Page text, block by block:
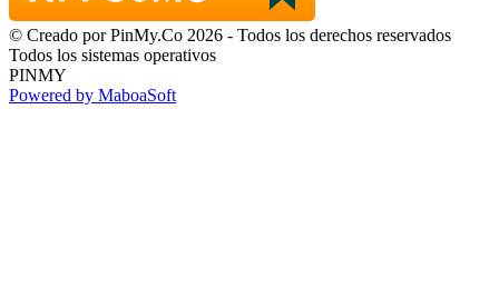
© Creado por PinMy.Co 2026 - Todos los derechos reservados
Todos los sistemas operativos
PINMY
Powered by MaboaSoft